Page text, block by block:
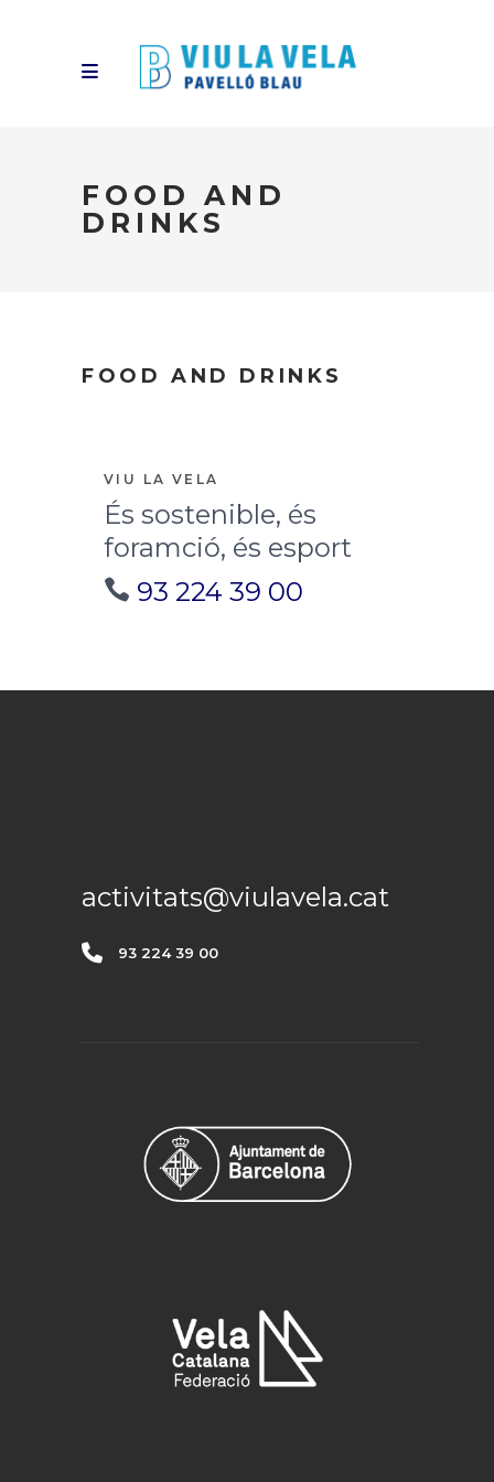
FOOD AND
DRINKS
FOOD AND DRINKS
VIU LA VELA
És sostenible, és
foramció, és esport
93 224 39 00
activitats@viulavela.cat
93 224 39 00